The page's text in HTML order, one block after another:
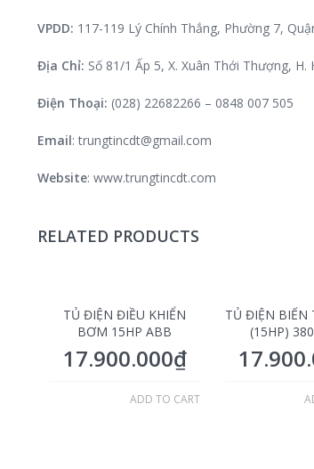
VPDD: 117-119 Lý Chính Thắng, Phường 7,
Địa Chỉ: Số 81/1 Ấp 5, X. Xuân Thới Thượng,
Điện Thoại: (028) 22682266 – 0848 007 505
Email:trungtincdt@gmail.com
Website: www.trungtincdt.com
RELATED PRODUCTS
TỦ ĐIỆN ĐIỀU KHIỂN
BƠM 15HP ABB
17.900.000₫
ADD TO CART
TỦ ĐIỆN BIẾN
(15HP)